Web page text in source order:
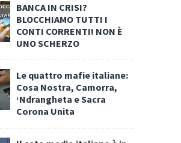
BANCA IN CRISI?
BLOCCHIAMO TUTTI I
CONTI CORRENTI! NON È
UNO SCHERZO
Le quattro mafie italiane:
Cosa Nostra, Camorra,
‘Ndrangheta e Sacra
Corona Unita